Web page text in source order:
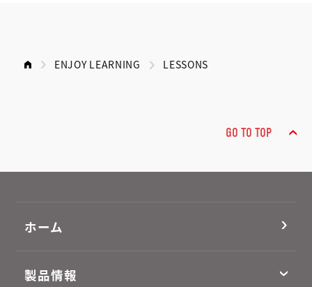
ENJOY LEARNING LESSONS
GO TO TOP
ホーム
製品情報